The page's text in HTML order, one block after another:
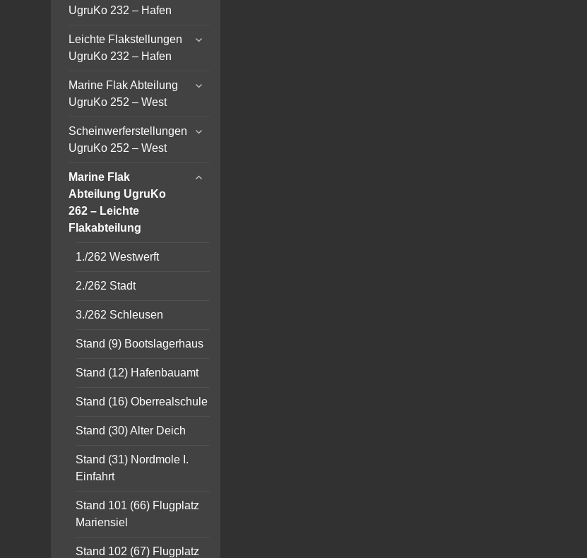
UgruKo 232 – Hafen
Leichte Flakstellungen
UgruKo 232 – Hafen
expand
Marine Flak Abteilung
UgruKo 252 – West
expand
Scheinwerferstellungen
UgruKo 252 – West
expand
Marine Flak
Abteilung UgruKo
262 – Leichte
Flakabteilung
expand
1./262 Westwerft
2./262 Stadt
3./262 Schleusen
Stand (9) Bootslagerhaus
Stand (12) Hafenbauamt
Stand (16) Oberrealschule
Stand (30) Alter Deich
Stand (31) Nordmole I.
Einfahrt
Stand 101 (66) Flugplatz
Mariensiel
Stand 102 (67) Flugplatz